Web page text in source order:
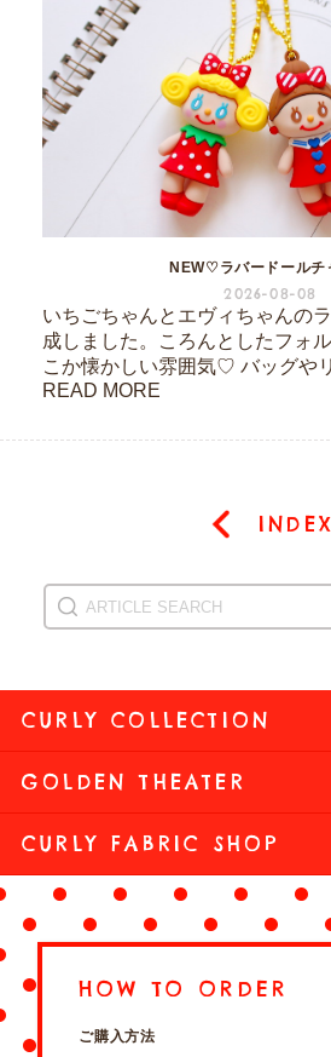
NEW♡ラバードールチ
2026-08-08
いちごちゃんとエヴィちゃんの
成しました。ころんとしたフォ
こか懐かしい雰囲気♡ バッグや
READ MORE
INDEX
CURLY COLLECTION
GOLDEN THEATER
CURLY FABRIC SHOP
HOW TO ORDER
ご購入方法